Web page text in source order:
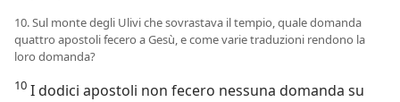
10. Sul monte degli Ulivi che sovrastava il tempio, quale domanda
quattro apostoli fecero a Gesù, e come varie traduzioni rendono la
loro domanda?
10 I dodici apostoli non fecero nessuna domanda su